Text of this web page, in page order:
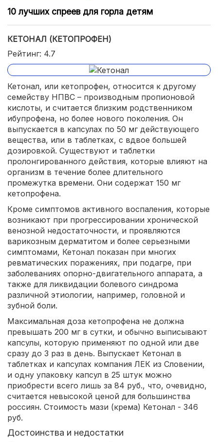
10 лучших спреев для горла детям
КЕТОНАЛ (КЕТОПРОФЕН)
Рейтинг: 4.7
Кетонал, или кетопрофен, относится к другому
семейству НПВС – производным пропионовой
кислоты, и считается близким родственником
ибупрофена, но более нового поколения. Он
выпускается в капсулах по 50 мг действующего
вещества, или в таблетках, с вдвое большей
дозировкой. Существуют и таблетки
пролонгированного действия, которые влияют на
организм в течение более длительного
промежутка времени. Они содержат 150 мг
кетопрофена.
Кроме симптомов активного воспаления, которые
возникают при прогрессировании хронической
венозной недостаточности, и проявляются
варикозным дерматитом и более серьезными
симптомами, Кетонал показан при многих
ревматических поражениях, при подагре, при
заболеваниях опорно-двигательного аппарата, а
также для ликвидации болевого синдрома
различной этиологии, например, головной и
зубной боли.
Максимальная доза кетопрофена не должна
превышать 200 мг в сутки, и обычно выписывают
капсулы, которую применяют по одной или две
сразу до 3 раз в день. Выпускает Кетонал в
таблетках и капсулах компания ЛЕК из Словении,
и одну упаковку капсул в 25 штук можно
приобрести всего лишь за 84 руб., что, очевидно,
считается невысокой ценой для большинства
россиян. Стоимость мази (крема) Кетонал - 346
руб.
Достоинства и недостатки